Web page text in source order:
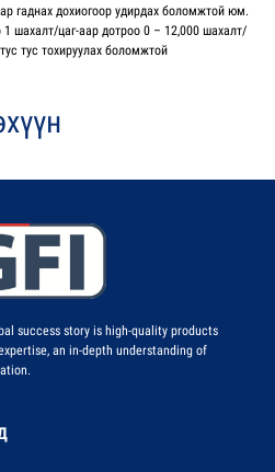
гаднах дохиогоор удирдах боломжтой юм.
шахалт/цаг-аар дотроо 0 – 12,000 шахалт/
тус тохируулах боломжтой
success story is high-quality products
an in-depth understanding of